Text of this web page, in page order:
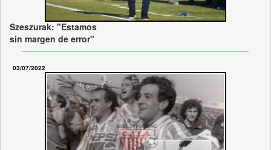
Szeszurak: "Estamos
sin margen de error"
03/07/2022